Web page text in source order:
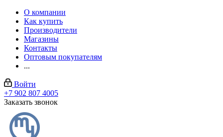
О компании
Как купить
Производители
Магазины
Контакты
Оптовым покупателям
...
Войти
+7 902 807 4005
Заказать звонок